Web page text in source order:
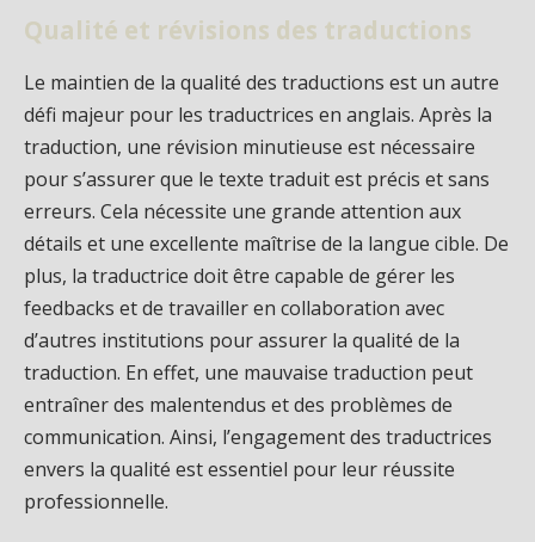
Qualité et révisions des traductions
Le maintien de la qualité des traductions est un autre
défi majeur pour les traductrices en anglais. Après la
traduction, une révision minutieuse est nécessaire
pour s’assurer que le texte traduit est précis et sans
erreurs. Cela nécessite une grande attention aux
détails et une excellente maîtrise de la langue cible. De
plus, la traductrice doit être capable de gérer les
feedbacks et de travailler en collaboration avec
d’autres institutions pour assurer la qualité de la
traduction. En effet, une mauvaise traduction peut
entraîner des malentendus et des problèmes de
communication. Ainsi, l’engagement des traductrices
envers la qualité est essentiel pour leur réussite
professionnelle.